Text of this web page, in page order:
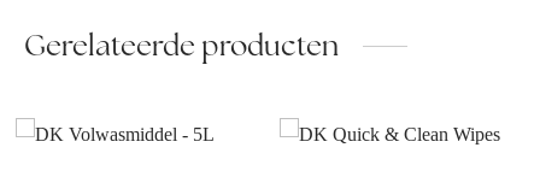
Gerelateerde producten